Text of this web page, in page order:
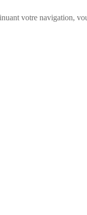
votre navigation,